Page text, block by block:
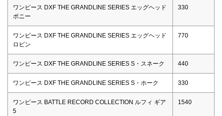
ワンピース DXF THE GRANDLINE SERIES エッグヘッド
ボニー
330
ワンピース DXF THE GRANDLINE SERIES エッグヘッド
ロビン
770
ワンピース DXF THE GRANDLINE SERIES S・スネーク 440
ワンピース DXF THE GRANDLINE SERIES S・ホーク 330
ワンピース BATTLE RECORD COLLECTION ルフィ ギア
5
1540